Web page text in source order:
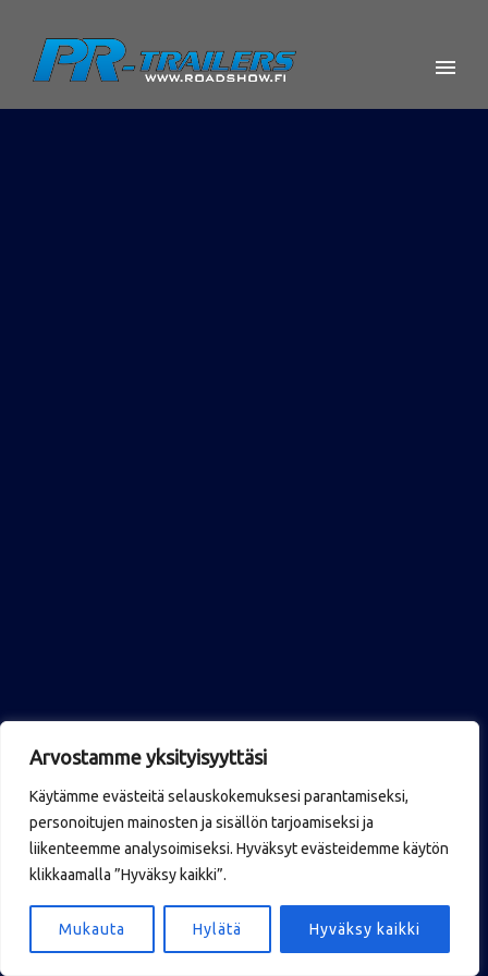
Arvostamme yksityisyyttäsi
Käytämme evästeitä selauskokemuksesi parantamiseksi,
personoitujen mainosten ja sisällön tarjoamiseksi ja
liikenteemme analysoimiseksi. Hyväksyt evästeidemme käytön
klikkaamalla ”Hyväksy kaikki”.
Mukauta Hylätä Hyväksy kaikki